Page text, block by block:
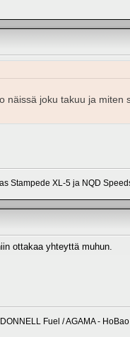
joku takuu ja
Stampede XL-5 ja NQD
ottakaa yhteyttä muhun.
Fuel / AGAMA -